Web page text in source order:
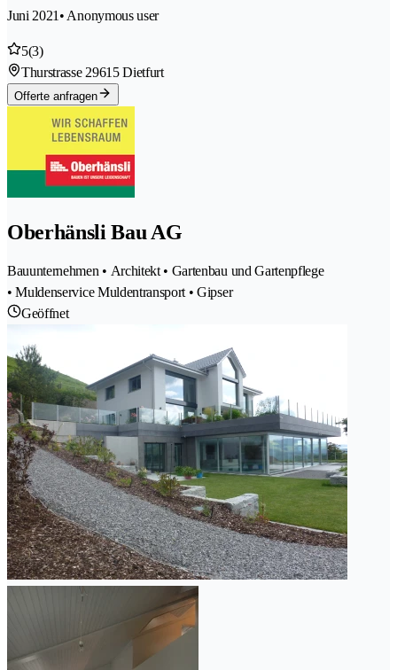
Juni 2021 • Anonymous user
5(3)
Thurstrasse 29615 Dietfurt
Offerte anfragen
Oberhänsli Bau AG
Bauunternehmen • Architekt • Gartenbau und Gartenpflege
• Muldenservice Muldentransport • Gipser
Geöffnet